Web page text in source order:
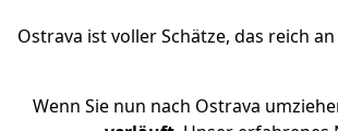
Ostrava ist voller Schätze, das reich
Wenn Sie nun nach Ostrava